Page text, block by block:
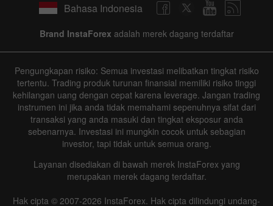
Bahasa Indonesia
Brand InstaForex adalah merek dagang terdaftar
Pengungkapan risiko: Semua investasi melibatkan tingkat risiko
tertentu. Trading produk turunan finansial memiliki risiko tinggi
kehilangan uang dengan cepat karena leverage. Jangan trading
instrumen ini jika anda tidak memahami sepenuhnya sifat dari
transaksi yang anda masuki dan tingkat eksposur anda
sebenarnya. Investasi ini mungkin cocok untuk sebagian
investor, tapi tidak untuk semua orang.
Layanan disediakan di bawah merek InstaForex yang
merupakan merek dagang terdaftar.
Hak cipta © 2007-2026 InstaForex. Hak cipta dilindungi undang-